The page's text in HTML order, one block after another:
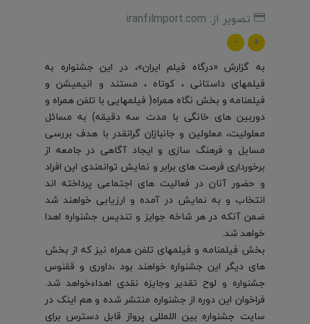
تصویر از: iranfilmport.com
+
-
به گزارش «درگاه فیلم ایران»، در این جشنواره به
فیلمهای داستانی ، کوتاه ، مستند و انیمیشن و
فیلمنامه و بخش نگاه همراه( فیلمهایى با تلفن همراه و
دوربین هاى خانگى با مدت سه دقیقه) به مسائل
معلولیت، معلولین و جانبازان گرانقدر با هدف بررسی
مسایل و فرهنگ سازی و ایجاد آگاهی در جامعه از
برخورداری فرصت های برابر و نمایش توانمندی این افراد
و حضور آنان در فعالیت های اجتماعى پرداخته اند
انتخاب و به نمایش در آمده و ارزیابی خواهند شد
ضمن آنکه در هر شاخه جوایز و تندیس جشنواره اهدا
خواهد شد.
بخش فیلمنامه و فیلمهای تلفن همراه نیز كه از بخش
های دیگر این جشنواره خواهند بود ،داوری و ققنوس
جشنواره و لوح تقدیر وجایزه نقدى اهداءخواهد شد.
فراخوان این دوره از جشنواره منتشر شده و هم اینک در
سایت جشنواره بین اللمللی پرواز قابل دسترس برای